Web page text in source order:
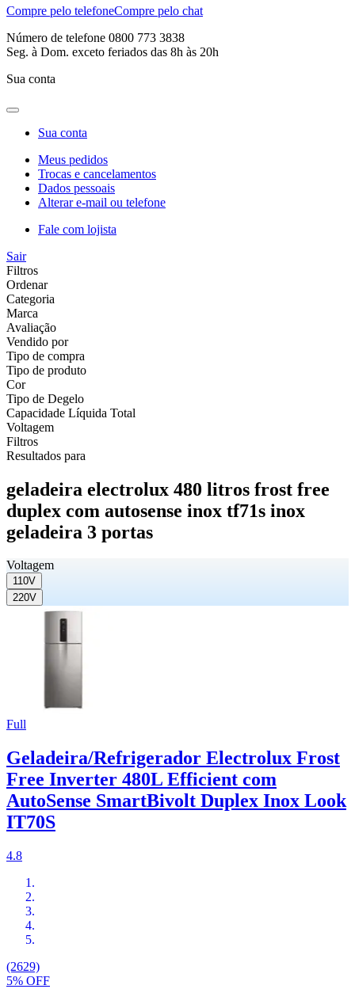
Compre pelo telefoneCompre pelo chat
Número de telefone 0800 773 3838
Seg. à Dom. exceto feriados das 8h às 20h
Sua conta
Sua conta
Meus pedidos
Trocas e cancelamentos
Dados pessoais
Alterar e-mail ou telefone
Fale com lojista
Sair
Filtros
Ordenar
Categoria
Marca
Avaliação
Vendido por
Tipo de compra
Tipo de produto
Cor
Tipo de Degelo
Capacidade Líquida Total
Voltagem
Filtros
Resultados para
geladeira electrolux 480 litros frost free
duplex com autosense inox tf71s inox
geladeira 3 portas
Voltagem
110V
220V
Full
Geladeira/Refrigerador Electrolux Frost
Free Inverter 480L Efficient com
AutoSense SmartBivolt Duplex Inox Look
IT70S
4.8
(2629)
5% OFF